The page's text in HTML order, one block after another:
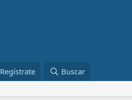
Regístrate Buscar